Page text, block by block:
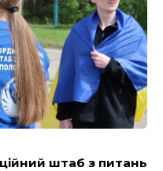
штаб з питань